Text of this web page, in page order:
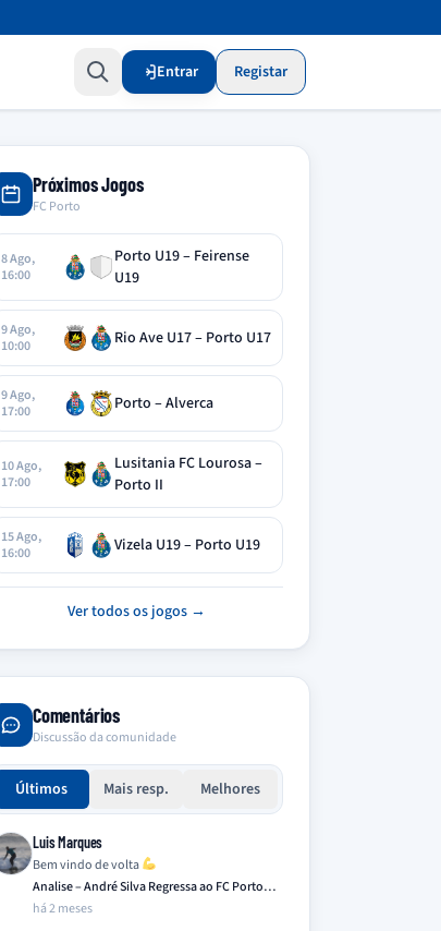
Entrar Registar
Próximos Jogos
FC Porto
8 Ago,
16:00
Porto U19 – Feirense
U19
9 Ago,
10:00
Rio Ave U17 – Porto U17
9 Ago,
17:00
Porto – Alverca
10 Ago,
17:00
Lusitania FC Lourosa –
Porto II
15 Ago,
16:00
Vizela U19 – Porto U19
Ver todos os jogos →
Comentários
Discussão da comunidade
Últimos Mais resp. Melhores
Luis Marques
Bem vindo de volta
Analise – André Silva Regressa ao FC Porto…
há 2 meses